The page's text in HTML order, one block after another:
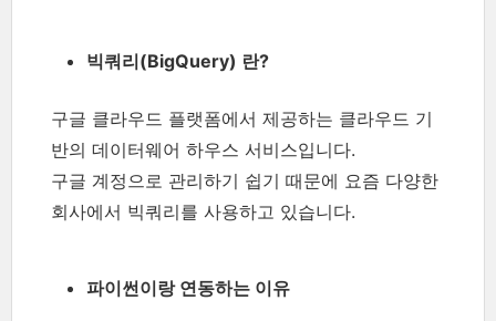
빅쿼리(BigQuery) 란?
구글 클라우드 플랫폼에서 제공하는 클라우드 기
반의 데이터웨어 하우스 서비스입니다.
구글 계정으로 관리하기 쉽기 때문에 요즘 다양한
회사에서 빅쿼리를 사용하고 있습니다.
파이썬이랑 연동하는 이유